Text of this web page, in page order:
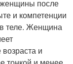
женщины после
и компетенции
теле. Женщина
и